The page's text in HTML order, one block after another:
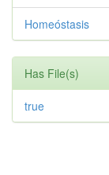
Homeóstasis
Has File(s)
true